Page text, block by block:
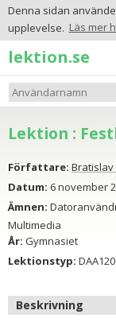
Denna sidan
upplevelse. Läs mer
lektion.se
Lektion :
Författare:
Datum: 6 november
Ämnen:
Multimedia
År: Gymnasiet
Lektionstyp:
Beskrivning